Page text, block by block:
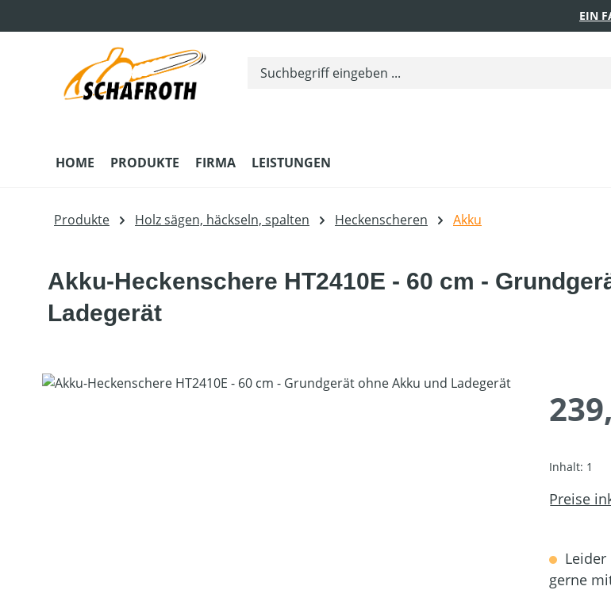
EIN
HOME PRODUKTE FIRMA LEISTUNGEN
Produkte Holz sägen, häckseln, spalten Heckenscheren Akku
Akku-Heckenschere HT2410E - 60 cm -
Ladegerät
Bildergalerie überspringen
Inhalt: 1
Preise
gerne